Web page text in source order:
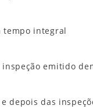
tempo integral
emitido
depois das